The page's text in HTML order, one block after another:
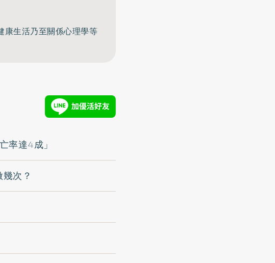
康生活乃至關係心理學等
率達4成」
次？